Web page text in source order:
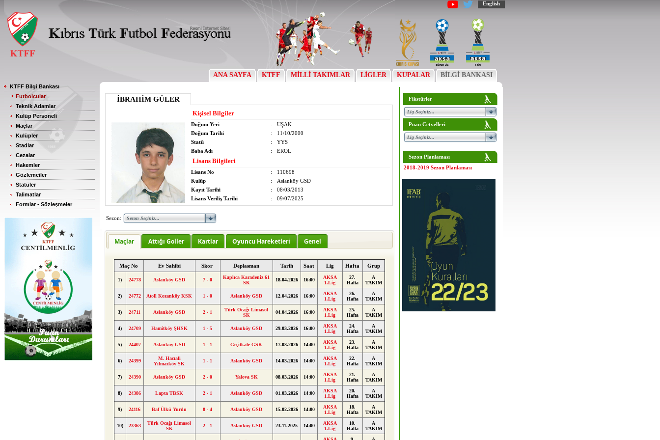
English
ANA SAYFA KTFF MİLLİ TAKIMLAR LİGLER KUPALAR BİLGİ BANKASI
KTFF Bilgi Bankası
Futbolcular
Teknik Adamlar
Kulüp Personeli
Maçlar
Kulüpler
Stadlar
Cezalar
Hakemler
Gözlemciler
Statüler
Talimatlar
Formlar - Sözleşmeler
İBRAHİM GÜLER
Kişisel Bilgiler
Doğum Yeri :
UŞAK
Doğum Tarihi
:
11/10/2000
Statü
:
YYS
Baba Adı
: EROL
Lisans Bilgileri
Lisans No :
110698
Kulüp
:
Aslanköy GSD
Kayıt Tarihi
:
08/03/2013
Lisans Veriliş Tarihi
: 09/07/2025
Sezon:
Maçlar Attığı Goller Kartlar Oyuncu Hareketleri Genel
Maç No Ev Sahibi Skor Deplasman Tarih Saat Lig Hafta Grup
1) 24778 Aslanköy GSD 7 - 0
Kaplıca Karadeniz 61
SK
18.04.2026 16:00
AKSA
1.Lig
27.
Hafta
A
TAKIM
2) 24772 Atoll Kozanköy KSK 1 - 0 Aslanköy GSD 12.04.2026 16:00
AKSA
1.Lig
26.
Hafta
A
TAKIM
3) 24711 Aslanköy GSD 2 - 1
Türk Ocağı Limasol
SK
04.04.2026 16:00
AKSA
1.Lig
25.
Hafta
A
TAKIM
4) 24709 Hamitköy ŞHSK 1 - 5 Aslanköy GSD 29.03.2026 16:00
AKSA
1.Lig
24.
Hafta
A
TAKIM
5) 24407 Aslanköy GSD 1 - 1 Geçitkale GSK 17.03.2026 14:00
AKSA
1.Lig
23.
Hafta
A
TAKIM
6) 24399
M. Hacıali
Yılmazköy SK
1 - 1 Aslanköy GSD 14.03.2026 14:00
AKSA
1.Lig
22.
Hafta
A
TAKIM
7) 24390 Aslanköy GSD 2 - 0 Yalova SK 08.03.2026 14:00
AKSA
1.Lig
21.
Hafta
A
TAKIM
8) 24386 Lapta TBSK 2 - 1 Aslanköy GSD 01.03.2026 14:00
AKSA
1.Lig
20.
Hafta
A
TAKIM
9) 24116 Baf Ülkü Yurdu 0 - 4 Aslanköy GSD 15.02.2026 14:00
AKSA
1.Lig
18.
Hafta
A
TAKIM
10) 23363
Türk Ocağı Limasol
SK
2 - 1 Aslanköy GSD 23.11.2025 14:00
AKSA
1.Lig
10.
Hafta
A
TAKIM
Fikstürler
Puan Cetvelleri
Sezon Planlaması
2018-2019 Sezon Planlaması